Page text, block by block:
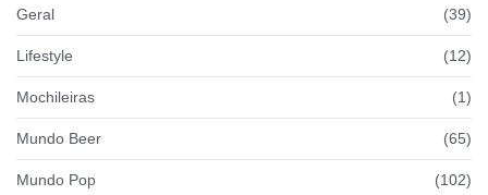
Geral (39)
Lifestyle (12)
Mochileiras (1)
Mundo Beer (65)
Mundo Pop (102)